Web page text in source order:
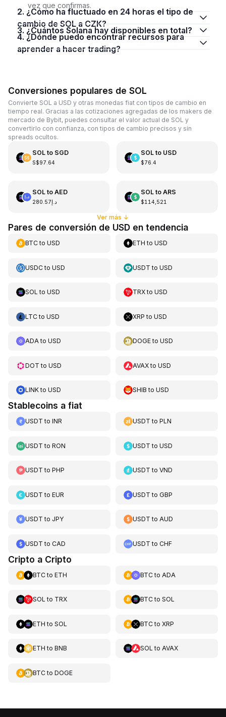
vez que confirmas.
2. ¿Cómo ha fluctuado en 24 horas el tipo de
cambio de SOL a CZK?
3. ¿Cuántos Solana hay disponibles en total?
4. ¿Dónde puedo encontrar recursos para
aprender a hacer trading?
Conversiones populares de SOL
Convierte SOL a USD y otras monedas fiat con tipos de cambio en
tiempo real. Gracias a las cotizaciones agregadas de los makers de
mercado de Bybit, puedes consultar el valor actual de SOL y
convertirlo con confianza, con tipos de cambio precisos y sin
spreads ocultos.
SOLto SGD
S$97.64
SOLto USD
$76.4
SOLto AED
د.إ280.57
SOLto ARS
$114,521
Ver más ↓
Pares de conversión de USD en tendencia
BTCto USD ETH toUSD
USDCto USD USDT toUSD
SOL to USD TRXtoUSD
LTCto USD XRP toUSD
ADAto USD DOGEtoUSD
DOT to USD AVAXtoUSD
LINKto USD SHIB toUSD
Stablecoins a fiat
USDT to INR USDT toPLN
USDT to RON USDT toUSD
USDT to PHP USDT toVND
USDT to EUR USDT toGBP
USDT to JPY USDT toAUD
USDT to CAD USDT toCHF
Cripto a Cripto
BTCto ETH BTCto ADA
SOL to TRX BTCto SOL
ETH to SOL BTCto XRP
ETH to BNB SOL to AVAX
BTCto DOGE